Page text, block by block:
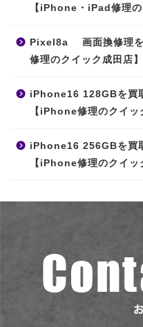
【iPhone・iPad修理の
Pixel8a 画面換修理を
修理のクイック成田店】
iPhone16 128GBを買
【iPhone修理のクイッ
iPhone16 256GBを買
【iPhone修理のクイッ